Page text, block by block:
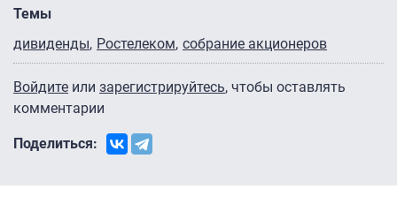
Темы
дивиденды Ростелеком собрание акционеров
Войдите или зарегистрируйтесь, чтобы оставлять
комментарии
Поделиться: